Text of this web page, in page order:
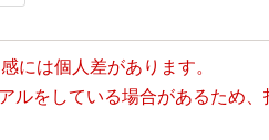
には個人差があります。
ルをしている場合があるため